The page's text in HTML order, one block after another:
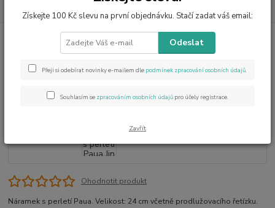
Šperky z minerálů
perletí Paua Jin Jang
Náramek s perletí Paua Jin Jang
Ohodnotit produkt
Náramek s perletí Paua. Velikost: 24 cm včetně prodlužovacího řetízku.
Získejte 100 Kč slevu na první objednávku. Stačí zadat váš email:
Odeslat
Přeji si odebírat novinky e-mailem dle podmínek zpracování osobních údajů.
Souhlasím se zpracováním osobních údajů pro účely registrace.
Zavřít